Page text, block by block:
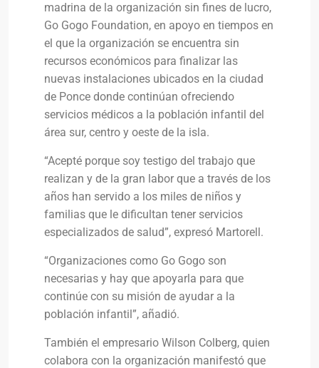
madrina de la organización sin fines de lucro,
Go Gogo Foundation, en apoyo en tiempos en
el que la organización se encuentra sin
recursos económicos para finalizar las
nuevas instalaciones ubicados en la ciudad
de Ponce donde continúan ofreciendo
servicios médicos a la población infantil del
área sur, centro y oeste de la isla.
“Acepté porque soy testigo del trabajo que
realizan y de la gran labor que a través de los
años han servido a los miles de niños y
familias que le dificultan tener servicios
especializados de salud”, expresó Martorell.
“Organizaciones como Go Gogo son
necesarias y hay que apoyarla para que
continúe con su misión de ayudar a la
población infantil”, añadió.
También el empresario Wilson Colberg, quien
colabora con la organización manifestó que